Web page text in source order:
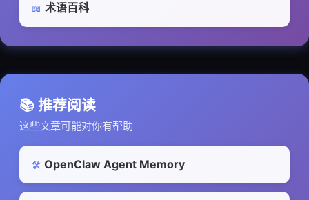
📖 术语百科
📚 推荐阅读
这些文章可能对你有帮助
🛠️ OpenClaw Agent Memory